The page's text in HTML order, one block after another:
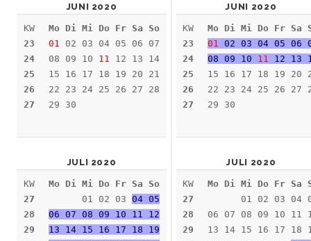
JUNI 2020
KW
23
24
25
26
27
Mo Di Mi Do Fr Sa So
01
02 03 04 05 06 07
08 09 10 11
12 13 14
15 16 17 18 19 20 21
22 23 24 25 26 27 28
29 30
JULI 2020
KW
27
28
29
Mo Di Mi Do Fr Sa So
01 02 03 04 05
06 07 08 09 10 11 12
13 14 15 16 17 18 19
JUNI 2020
KW
23
24
25
26
27
Mo Di Mi Do Fr Sa
01
02 03 04 05 06
08 09 10 11
12 13
15 16 17 18 19 20
22 23 24 25 26 27
29 30
JULI 2020
KW
27
28
29
Mo Di Mi Do Fr Sa
01 02 03 04
06 07 08 09 10 11
13 14 15 16 17 18